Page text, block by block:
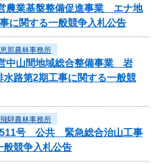
農業基盤整備促進事業 エナ地
に関する一般競争入札公告
恵那農林事務所
中山間地域総合整備事業 岩
路第2期工事に関する一般競
飛騨農林事務所
号 公共 緊急総合治山工事
般競争入札公告